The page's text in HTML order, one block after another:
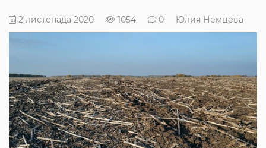
2 листопада 2020 1054 0 Юлия Немцева